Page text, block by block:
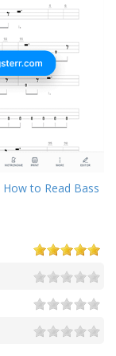
How to Read Bass